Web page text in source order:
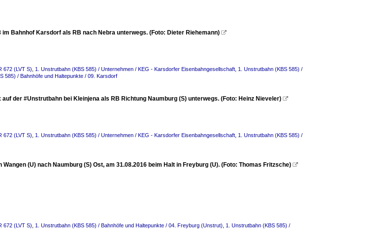
im Bahnhof Karsdorf als RB nach Nebra unterwegs. (Foto: Dieter Riehemann) 
672 (LVT S) 1. Unstrutbahn (KBS 585) / Unternehmen / KEG - Karsdorfer Eisenbahngesellschaft 1. Unstrutbahn (KBS 585) /
585) / Bahnhöfe und Haltepunkte / 09. Karsdorf
auf der #Unstrutbahn bei Kleinjena als RB Richtung Naumburg (S) unterwegs. (Foto: Heinz Nieveler) 
672 (LVT S) 1. Unstrutbahn (KBS 585) / Unternehmen / KEG - Karsdorfer Eisenbahngesellschaft 1. Unstrutbahn (KBS 585) /
(U) nach Naumburg (S) Ost, am 31.08.2016 beim Halt in Freyburg (U). (Foto: Thomas Fritzsche) 
672 (LVT S) 1. Unstrutbahn (KBS 585) / Bahnhöfe und Haltepunkte / 04. Freyburg (Unstrut)
1. Unstrutbahn (KBS 585) /